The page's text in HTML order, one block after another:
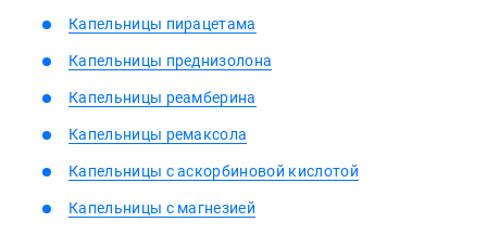
Капельницы пирацетама
Капельницы преднизолона
Капельницы реамберина
Капельницы ремаксола
Капельницы с аскорбиновой кислотой
Капельницы с магнезией